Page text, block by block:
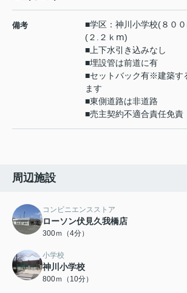
備考
■学区：神川小学校(８０
(２.２ｋⅿ)
■上下水引き込みなし
■埋設管は前道に有
■セットバック有※建築す
ます
■東側道路は非道路
■売主契約不適合責任免責
周辺施設
コンビニエンスストア
ローソン伏見久我橋店
300ｍ（4分）
小学校
神川小学校
800ｍ（10分）